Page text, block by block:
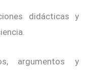
didácticas y
argumentos y